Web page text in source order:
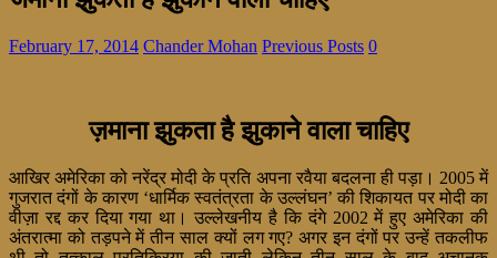
February 17, 2014 Chander Mohan Previous Posts 0
ज़माना झुकता है झुकाने वाला चाहिए
आखिर अमेरिका को नरेंद्र मोदी के प्रति अपना रवैया बदलना ही पड़ा। 2005 में
गुजरात दंगों के कारण ‘धार्मिक स्वतंत्रता के उल्लंघन’ की शिकायत पर मोदी का
वीज़ा रद्द कर दिया गया था। उल्लेखनीय है कि दंगे 2002 में हुए अमेरिका की
अंतरात्मा को तड़पने में तीन साल क्यों लग गए? अगर इन दंगों पर उन्हें तकलीफ